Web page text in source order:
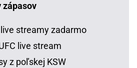
streamy zadarmo
live stream
z poľskej KSW